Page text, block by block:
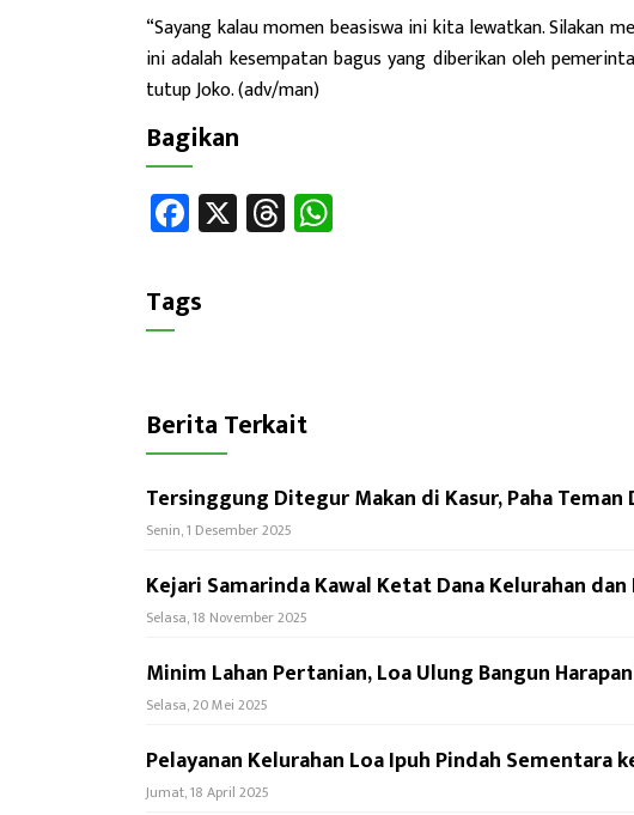
“Sayang kalau momen beasiswa ini kita lewatkan. Silakan
ini adalah kesempatan bagus yang diberikan oleh
tutup Joko. (adv/man)
Bagikan
Fa
ce
b
o
X T
hr
Tags
Berita Terkait
Tersinggung Ditegur Makan di Kasur, Paha
Senin, 1 Desember 2025
Kejari Samarinda Kawal Ketat Dana Kelurahan
Selasa, 18 November 2025
Minim Lahan Pertanian, Loa Ulung Bangun
Selasa, 20 Mei 2025
Pelayanan Kelurahan Loa Ipuh Pindah Sementara
Jumat, 18 April 2025